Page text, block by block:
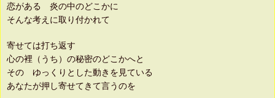
恋がある 炎の中のどこかに
そんな考えに取り付かれて
寄せては打ち返す
心の裡（うち）の秘密のどこかへと
その ゆっくりとした動きを見ている
あなたが押し寄せてきて言うのを